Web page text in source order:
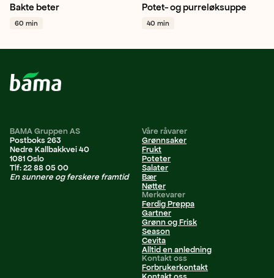
Rødbete
Middag
Bakte beter
60 min
Potet Purre Hvitløk + 1
Potet- og purreløksuppe
40 min
BAMA Gruppen AS
Postboks 263
Nedre Kallbakkvei 40
1081 Oslo
Tlf: 22 88 05 00
En sunnere og ferskere framtid
Våre råvarer
Grønnsaker
Frukt
Poteter
Salater
Bær
Nøtter
Merkevarer
Ferdig Preppa
Gartner
Grønn og Frisk
Season
Cevita
Alltid en anledning
Kontakt oss
Forbrukerkontakt